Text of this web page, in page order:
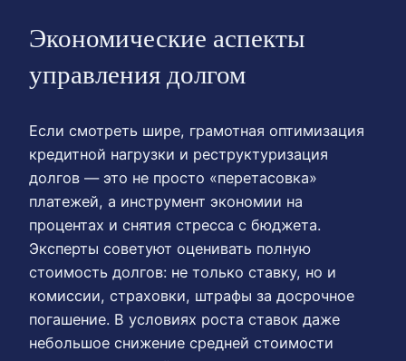
Экономические аспекты
управления долгом
Если смотреть шире, грамотная оптимизация
кредитной нагрузки и реструктуризация
долгов — это не просто «перетасовка»
платежей, а инструмент экономии на
процентах и снятия стресса с бюджета.
Эксперты советуют оценивать полную
стоимость долгов: не только ставку, но и
комиссии, страховки, штрафы за досрочное
погашение. В условиях роста ставок даже
небольшое снижение средней стоимости